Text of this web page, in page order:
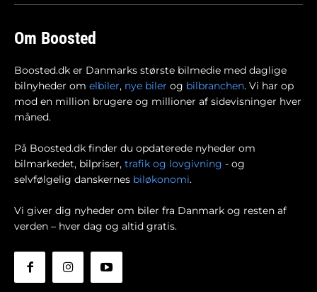
Om Boosted
Boosted.dk er Danmarks største bilmedie med daglige
bilnyheder om elbiler, nye biler og bilbranchen. Vi har op
mod en million brugere og millioner af sidevisninger hver
måned.
På Boosted.dk finder du opdaterede nyheder om
bilmarkedet, bilpriser, trafik og lovgivning - og
selvfølgelig danskernes biløkonomi.
Vi giver dig nyheder om biler fra Danmark og resten af
verden – hver dag og altid gratis.